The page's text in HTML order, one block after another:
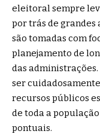
eleitoral sempre
por trás de grandes
são tomadas com
planejamento de
das
ser
recursos públicos
de toda a
pontuais.